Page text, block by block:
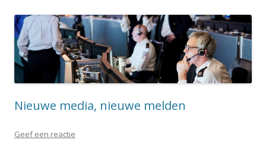
Nieuwe media, nieuwe melden
Geef een reactie